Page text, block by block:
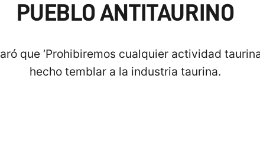
PUEBLO ANTITAURINO
que ‘Prohibiremos cualquier actividad
hecho temblar a la industria taurina.